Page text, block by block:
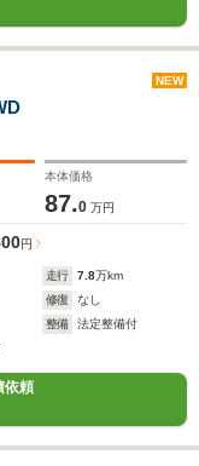
NEW
本体価格
87.0 万円
円
走行 7.8万km
修復
なし
整備
法定整備付
依頼